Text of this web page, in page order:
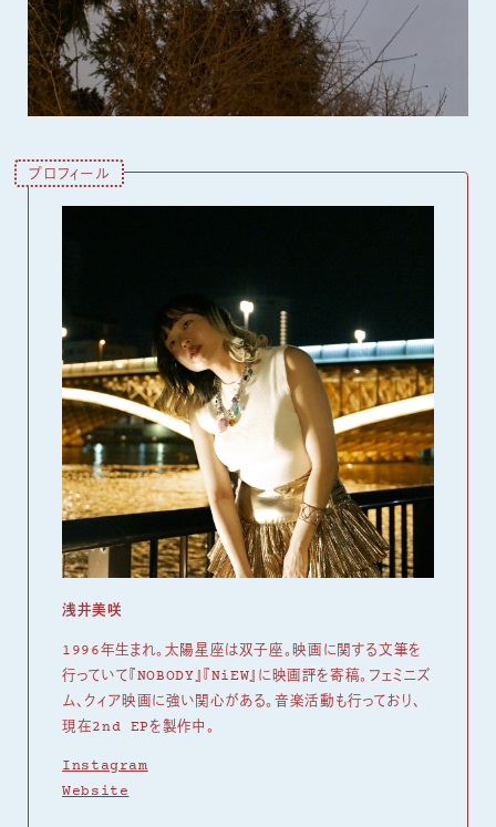
浅井美咲
1996年生まれ。太陽星座は双子座。映画に関する文筆を
行っていて『NOBODY』『NiEW』に映画評を寄稿。フェミニズ
ム、クィア映画に強い関心がある。音楽活動も行っており、
現在2nd EPを製作中。
Instagram
Website
プロフィール